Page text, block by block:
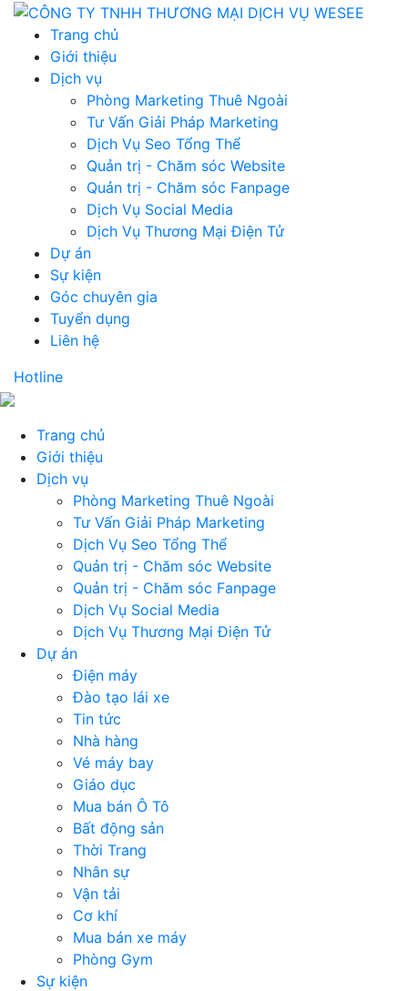
Trang chủ
Giới thiệu
Dịch vụ
Phòng Marketing Thuê Ngoài
Tư Vấn Giải Pháp Marketing
Dịch Vụ Seo Tổng Thể
Quản trị - Chăm sóc Website
Quản trị - Chăm sóc Fanpage
Dịch Vụ Social Media
Dịch Vụ Thương Mại Điện Tử
Dự án
Sự kiện
Góc chuyên gia
Tuyển dụng
Liên hệ
Hotline
Trang chủ
Giới thiệu
Dịch vụ
Phòng Marketing Thuê Ngoài
Tư Vấn Giải Pháp Marketing
Dịch Vụ Seo Tổng Thể
Quản trị - Chăm sóc Website
Quản trị - Chăm sóc Fanpage
Dịch Vụ Social Media
Dịch Vụ Thương Mại Điện Tử
Dự án
Điện máy
Đào tạo lái xe
Tin tức
Nhà hàng
Vé máy bay
Giáo dục
Mua bán Ô Tô
Bất động sản
Thời Trang
Nhân sự
Vận tải
Cơ khí
Mua bán xe máy
Phòng Gym
Sự kiện